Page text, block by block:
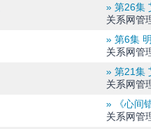
» 第26集
关系网管
» 第6集
关系网管
» 第21集
关系网管
» 《心间
关系网管